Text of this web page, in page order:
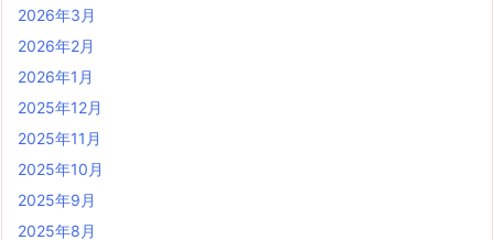
2026年3月
2026年2月
2026年1月
2025年12月
2025年11月
2025年10月
2025年9月
2025年8月